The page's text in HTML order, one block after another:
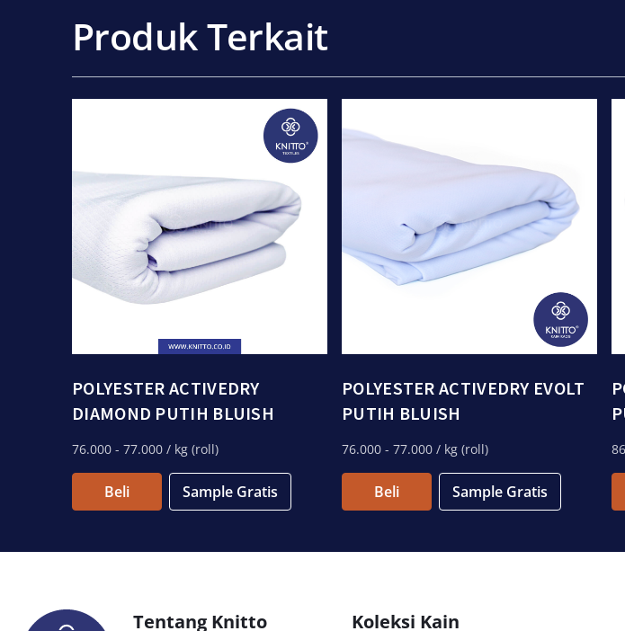
Produk Terkait
POLYESTER ACTIVEDRY
DIAMOND PUTIH BLUISH
76.000 - 77.000 / kg (roll)
Beli Sample Gratis
POLYESTER ACTIVEDRY EVOLT
PUTIH BLUISH
76.000 - 77.000 / kg (roll)
Beli Sample Gratis
Tentang Knitto Koleksi Kain